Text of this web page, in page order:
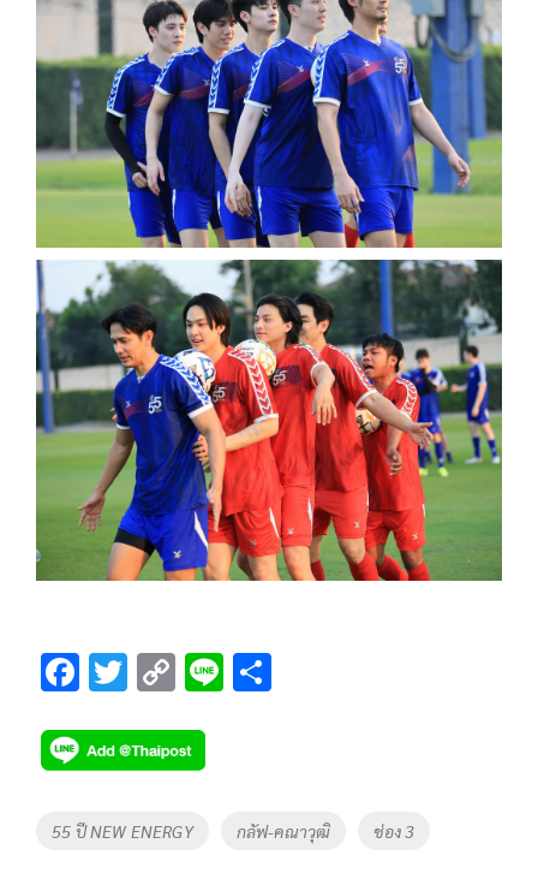
F
e
b
o
T
tt
er
C
p
y
Li
Li
Tags
55 ปี NEW ENERGY กลัฟ-คณาวุฒิ ช่อง 3